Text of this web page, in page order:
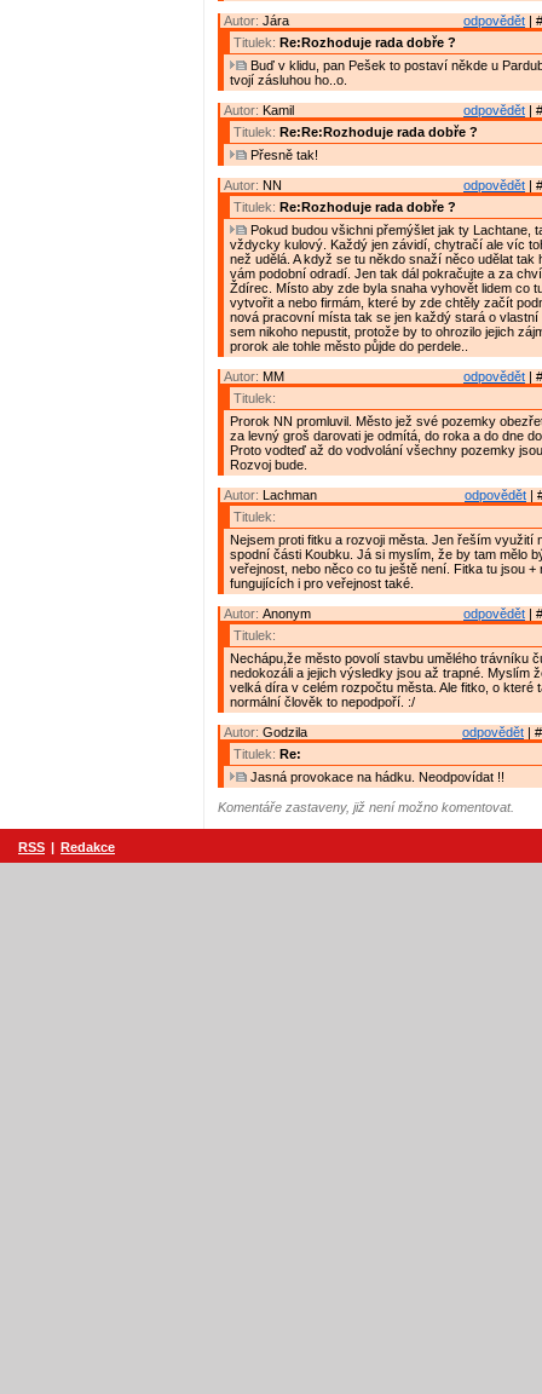
odpovědět |
Autor: Jára
Titulek: Re:Rozhoduje rada dobře ?
Buď v klidu, pan Pešek to postaví někde u
tvojí zásluhou ho..o.
odpovědět |
Autor: Kamil
Titulek: Re:Re:Rozhoduje rada dobře ?
Přesně tak!
odpovědět |
Autor: NN
Titulek: Re:Rozhoduje rada dobře ?
Pokud budou všichni přemýšlet jak ty Lachtane,
vždycky kulový. Každý jen závidí, chytračí ale víc
než udělá. A když se tu někdo snaží něco udělat tak
vám podobní odradí. Jen tak dál pokračujte a za
Ždírec. Místo aby zde byla snaha vyhovět lidem co
vytvořit a nebo firmám, které by zde chtěly začít
nová pracovní místa tak se jen každý stará o
sem nikoho nepustit, protože by to ohrozilo jejich
prorok ale tohle město půjde do perdele..
odpovědět |
Autor: MM
Titulek:
Prorok NN promluvil. Město jež své pozemky
za levný groš darovati je odmítá, do roka a do dne
Proto vodteď až do vodvolání všechny pozemky
Rozvoj bude.
odpovědět |
Autor: Lachman
Titulek:
Nejsem proti fitku a rozvoji města. Jen řeším využití
spodní části Koubku. Já si myslím, že by tam mělo
veřejnost, nebo něco co tu ještě není. Fitka tu jsou +
fungujících i pro veřejnost také.
odpovědět |
Autor: Anonym
Titulek:
Nechápu,že město povolí stavbu umělého trávníku
nedokozáli a jejich výsledky jsou až trapné. Myslím
velká díra v celém rozpočtu města. Ale fitko, o které
normální člověk to nepodpoří. :/
odpovědět |
Autor: Godzila
Titulek: Re:
Jasná provokace na hádku. Neodpovídat !!
Komentáře zastaveny, již není možno komentovat.
RSS | Redakce